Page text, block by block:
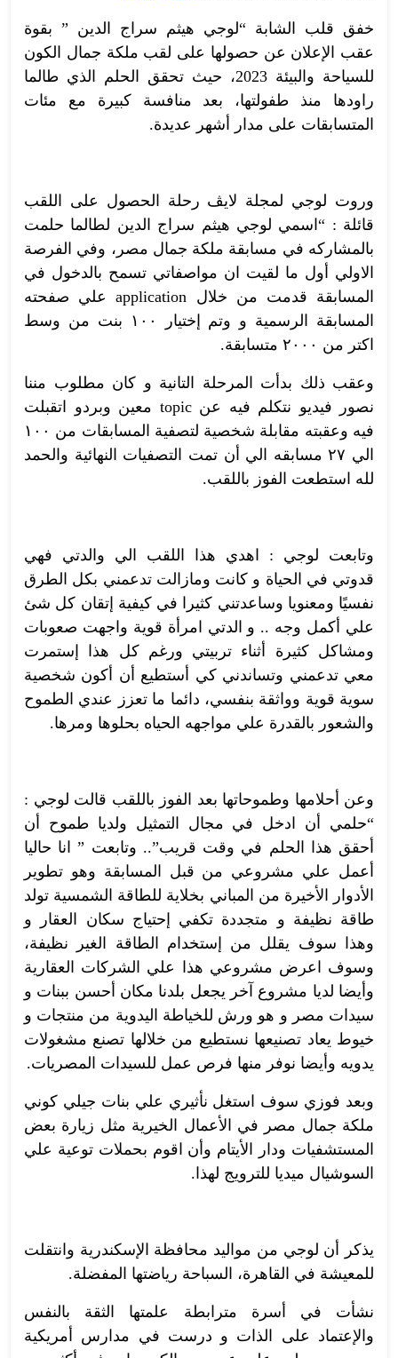
خفق قلب الشابة “لوجي هيثم سراج الدين ” بقوة
عقب الإعلان عن حصولها على لقب ملكة جمال الكون
للسياحة والبيئة 2023، حيث تحقق الحلم الذي طالما
راودها منذ طفولتها، بعد منافسة كبيرة مع مئات
المتسابقات على مدار أشهر عديدة.
وروت لوجي لمجلة لايڤ رحلة الحصول على اللقب
قائلة : “اسمي لوجي هيثم سراج الدين لطالما حلمت
بالمشاركه في مسابقة ملكة جمال مصر، وفي الفرصة
الاولي أول ما لقيت ان مواصفاتي تسمح بالدخول في
المسابقة قدمت من خلال application علي صفحته
المسابقة الرسمية و وتم إختيار ١٠٠ بنت من وسط
اكتر من ٢٠٠٠ متسابقة.
وعقب ذلك بدأت المرحلة التانية و كان مطلوب مننا
نصور فيديو نتكلم فيه عن topic معين وبردو اتقبلت
فيه وعقبته مقابلة شخصية لتصفية المسابقات من ١٠٠
الي ٢٧ مسابقه الي أن تمت التصفيات النهائية والحمد
لله استطعت الفوز باللقب.
وتابعت لوجي : اهدي هذا اللقب الي والدتي فهي
قدوتي في الحياة و كانت ومازالت تدعمني بكل الطرق
نفسيًا ومعنويا وساعدتني كثيرا في كيفية إتقان كل شئ
علي أكمل وجه .. و الدتي امرأة قوية واجهت صعوبات
ومشاكل كثيرة أثناء تربيتي ورغم كل هذا إستمرت
معي تدعمني وتساندني كي أستطيع أن أكون شخصية
سوية قوية وواثقة بنفسي، دائما ما تعزز عندي الطموح
والشعور بالقدرة علي مواجهه الحياه بحلوها ومرها.
وعن أحلامها وطموحاتها بعد الفوز باللقب قالت لوجي :
“حلمي أن ادخل في مجال التمثيل ولديا طموح أن
أحقق هذا الحلم في وقت قريب”.. وتابعت ” انا حاليا
أعمل علي مشروعي من قبل المسابقة وهو تطوير
الأدوار الأخيرة من المباني بخلاية للطاقة الشمسية تولد
طاقة نظيفة و متجددة تكفي إحتياج سكان العقار و
وهذا سوف يقلل من إستخدام الطاقة الغير نظيفة،
وسوف اعرض مشروعي هذا علي الشركات العقارية
وأيضا لديا مشروع آخر يجعل بلدنا مكان أحسن ببنات و
سيدات مصر و هو ورش للخياطة اليدوية من منتجات و
خيوط يعاد تصنيعها نستطيع من خلالها تصنع مشغولات
يدويه وأيضا نوفر منها فرص عمل للسيدات المصريات.
وبعد فوزي سوف استغل نأثيري علي بنات جيلي كوني
ملكة جمال مصر في الأعمال الخيرية مثل زيارة بعض
المستشفيات ودار الأيتام وأن اقوم بحملات توعية علي
السوشيال ميديا للترويج لهذا.
يذكر أن لوجي من مواليد محافظة الإسكندرية وانتقلت
للمعيشة في القاهرة، السباحة رياضتها المفضلة.
نشأت في أسرة مترابطة علمتها الثقة بالنفس
والإعتماد على الذات و درست في مدارس أمريكية